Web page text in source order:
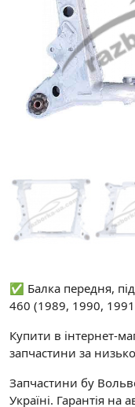
✅ Балка передня,
460 (1989, 1990,
Купити в інтернет-
запчастини за
Запчастини бу
Україні. Гарантія на